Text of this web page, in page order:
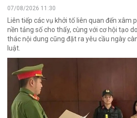
07/08/2026 11:30
Liên tiếp các vụ khởi tố liên quan đến xâm
nền tảng số cho thấy, cùng với cơ hội tạo
thác nội dung cũng đặt ra yêu cầu ngày
luật.